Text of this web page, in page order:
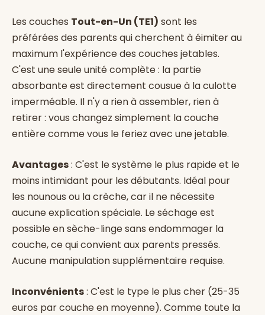
Les couches Tout-en-Un (TE1) sont les
préférées des parents qui cherchent à éimiter au
maximum l'expérience des couches jetables.
C'est une seule unité complète : la partie
absorbante est directement cousue à la culotte
imperméable. Il n'y a rien à assembler, rien à
retirer : vous changez simplement la couche
entière comme vous le feriez avec une jetable.
Avantages: C'est le système le plus rapide et le
moins intimidant pour les débutants. Idéal pour
les nounous ou la crèche, car il ne nécessite
aucune explication spéciale. Le séchage est
possible en sèche-linge sans endommager la
couche, ce qui convient aux parents pressés.
Aucune manipulation supplémentaire requise.
Inconvénients: C'est le type le plus cher (25-35
euros par couche en moyenne). Comme toute la